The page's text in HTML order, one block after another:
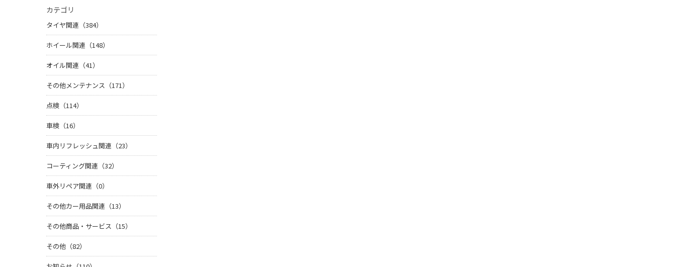
カテゴリ
タイヤ関連（384）
ホイール関連（148）
オイル関連（41）
その他メンテナンス（171）
点検（114）
車検（16）
車内リフレッシュ関連（23）
コーティング関連（32）
車外リペア関連（0）
その他カー用品関連（13）
その他商品・サービス（15）
その他（82）